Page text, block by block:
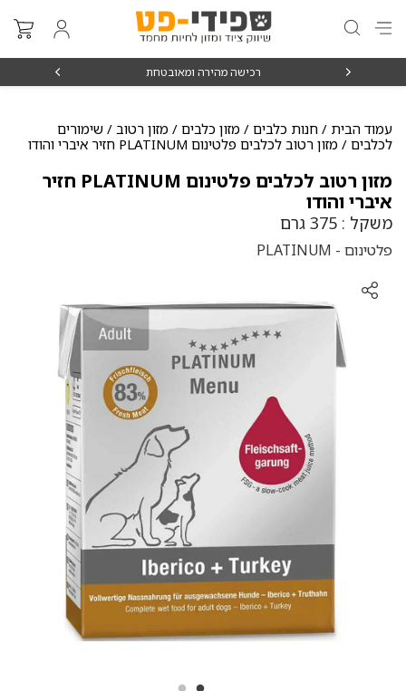
רכישה מהירה ומאובטחת
עמוד הבית / חנות כלבים / מזון כלבים / מזון רטוב / שימורים
לכלבים / מזון רטוב לכלבים פלטינום PLATINUM חזיר איברי והודו
מזון רטוב לכלבים פלטינום PLATINUM חזיר
איברי והודו
משקל : 375 גרם
פלטינום - PLATINUM